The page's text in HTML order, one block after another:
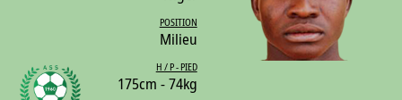
POSITION
Milieu
H / P - PIED
175cm - 74kg